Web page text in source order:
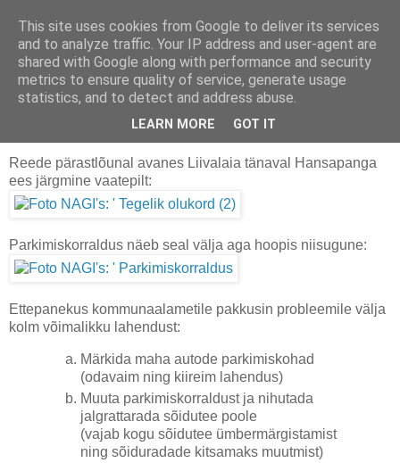
Uus seiklus igas päevas
2007-09-30
Parkimiskaos Liivalaia tänaval
Reede pärastlõunal avanes Liivalaia tänaval Hansapanga
ees järgmine vaatepilt:
Parkimiskorraldus näeb seal välja aga hoopis niisugune:
Ettepanekus kommunaalametile pakkusin probleemile välja
kolm võimalikku lahendust:
Märkida maha autode parkimiskohad
(odavaim ning kiireim lahendus)
Muuta parkimiskorraldust ja nihutada
jalgrattarada sõidutee poole
(vajab kogu sõidutee ümbermärgistamist
ning sõiduradade kitsamaks muutmist)
This site uses cookies from Google to deliver its services
and to analyze traffic. Your IP address and user-agent are
shared with Google along with performance and security
metrics to ensure quality of service, generate usage
statistics, and to detect and address abuse.
LEARN MORE GOT IT